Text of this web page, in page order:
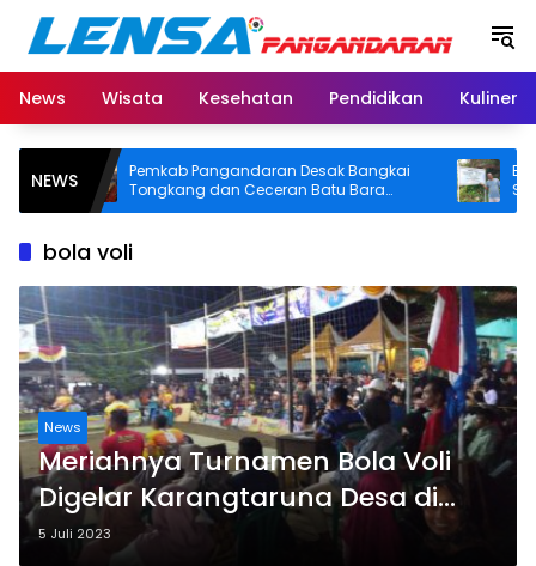
Langsung
konten
News
Wisata Kesehatan Pendidikan Kuliner
NEWS
Pemkab Pangandaran Desak Bangkai
Tongkang dan Ceceran Batu Bara
Segera Diangkat, Soroti Buruknya
BPN
SHM di
Usut
bola voli
News
Meriahnya Turnamen Bola Voli
Digelar Karangtaruna Desa di
Pangandaran
5 Juli 2023